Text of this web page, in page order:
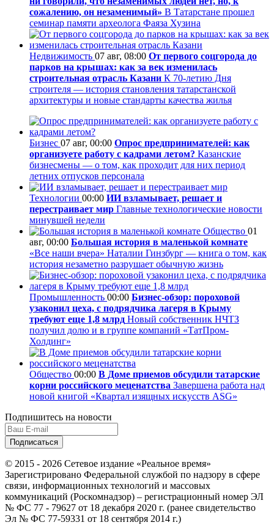
сожалению, он незаменимый» В Татарстане прошел
семинар памяти археолога Фаяза Хузина
Недвижимость 07 авг, 08:00 От первого соцгорода до
парков на крышах: как за век изменилась
строительная отрасль Казани К 70-летию Дня
строителя — история становления татарстанской
архитектуры и новые стандарты качества жилья
Бизнес 07 авг, 00:00 Опрос предпринимателей: как
организуете работу с кадрами летом? Казанские
бизнесмены — о том, как проходит для них период
летних отпусков персонала
Технологии 00:00 ИИ взламывает, решает и
перестраивает мир Главные технологические новости
минувшей недели
Общество 01
авг, 00:00 Большая история в маленькой комнате
«Все наши вчера» Наталии Гинзбург — книга о том, как
история незаметно разрушает обычную жизнь
Промышленность 00:00 Бизнес-обзор: пороховой
узаконил цеха, с подрядчика лагеря в Крыму
требуют еще 1,8 млрд Новый собственник НЧТЗ
получил долю и в группе компаний «ТатПром-
Холдинг»
Общество 00:00 В Доме приемов обсудили татарские
корни российского меценатства Завершена работа над
новой книгой «Квартал изящных искусств ASG»
Подпишитесь на новости
© 2015 - 2026 Сетевое издание «Реальное время»
Зарегистрировано Федеральной службой по надзору в сфере
связи, информационных технологий и массовых
коммуникаций (Роскомнадзор) – регистрационный номер ЭЛ
№ ФС 77 - 79627 от 18 декабря 2020 г. (ранее свидетельство
Эл № ФС 77-59331 от 18 сентября 2014 г.)